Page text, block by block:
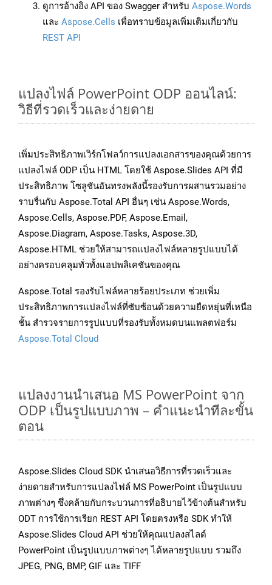
ดูการอ้างอิง API ของ Swagger สำหรับ Aspose.Words
และ Aspose.Cells เพื่อทราบข้อมูลเพิ่มเติมเกี่ยวกับ
REST API
แปลงไฟล์ PowerPoint ODP ออนไลน์:
วิธีที่รวดเร็วและง่ายดาย
เพิ่มประสิทธิภาพเวิร์กโฟลว์การแปลงเอกสารของคุณด้วยการ
แปลงไฟล์ ODP เป็น HTML โดยใช้ Aspose.Slides API ที่มี
ประสิทธิภาพ โซลูชันอันทรงพลังนี้รองรับการผสานรวมอย่าง
ราบรื่นกับ Aspose.Total API อื่นๆ เช่น Aspose.Words,
Aspose.Cells, Aspose.PDF, Aspose.Email,
Aspose.Diagram, Aspose.Tasks, Aspose.3D,
Aspose.HTML ช่วยให้สามารถแปลงไฟล์หลายรูปแบบได้
อย่างครอบคลุมทั่วทั้งแอปพลิเคชันของคุณ
Aspose.Total รองรับไฟล์หลายร้อยประเภท ช่วยเพิ่ม
ประสิทธิภาพการแปลงไฟล์ที่ซับซ้อนด้วยความยืดหยุ่นที่เหนือ
ชั้น สำรวจรายการรูปแบบที่รองรับทั้งหมดบนแพลตฟอร์ม
Aspose.Total Cloud
แปลงงานนำเสนอ MS PowerPoint จาก
ODP เป็นรูปแบบภาพ – คำแนะนำทีละขั้น
ตอน
Aspose.Slides Cloud SDK นำเสนอวิธีการที่รวดเร็วและ
ง่ายดายสำหรับการแปลงไฟล์ MS PowerPoint เป็นรูปแบบ
ภาพต่างๆ ซึ่งคล้ายกับกระบวนการที่อธิบายไว้ข้างต้นสำหรับ
ODT การใช้การเรียก REST API โดยตรงหรือ SDK ทำให้
Aspose.Slides Cloud API ช่วยให้คุณแปลงสไลด์
PowerPoint เป็นรูปแบบภาพต่างๆ ได้หลายรูปแบบ รวมถึง
JPEG, PNG, BMP, GIF และ TIFF